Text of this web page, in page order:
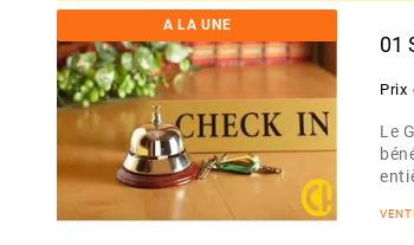
A LA UNE
01
Prix
Le